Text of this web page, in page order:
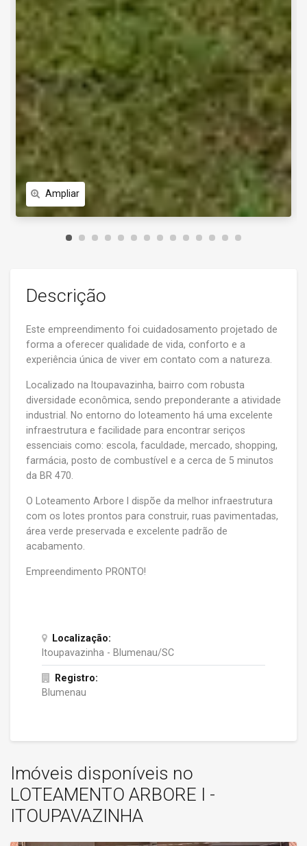
Ampliar
Descrição
Este empreendimento foi cuidadosamento projetado de
forma a oferecer qualidade de vida, conforto e a
experiência única de viver em contato com a natureza.
Localizado na Itoupavazinha, bairro com robusta
diversidade econômica, sendo preponderante a atividade
industrial. No entorno do loteamento há uma excelente
infraestrutura e facilidade para encontrar seriços
essenciais como: escola, faculdade, mercado, shopping,
farmácia, posto de combustível e a cerca de 5 minutos
da BR 470.
O Loteamento Arbore I dispõe da melhor infraestrutura
com os lotes prontos para construir, ruas pavimentadas,
área verde preservada e excelente padrão de
acabamento.
Empreendimento PRONTO!
Localização:
Itoupavazinha - Blumenau/SC
Registro:
Blumenau
Imóveis disponíveis no
LOTEAMENTO ARBORE I -
ITOUPAVAZINHA